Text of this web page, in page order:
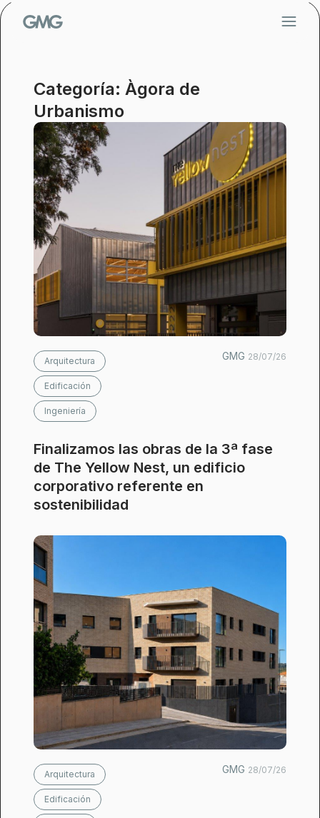
Categoría: Àgora de
Urbanismo
Arquitectura
Edificación
Ingeniería
GMG 28/07/26
Finalizamos las obras de la 3ª fase
de The Yellow Nest, un edificio
corporativo referente en
sostenibilidad
Arquitectura
Edificación
GMG 28/07/26